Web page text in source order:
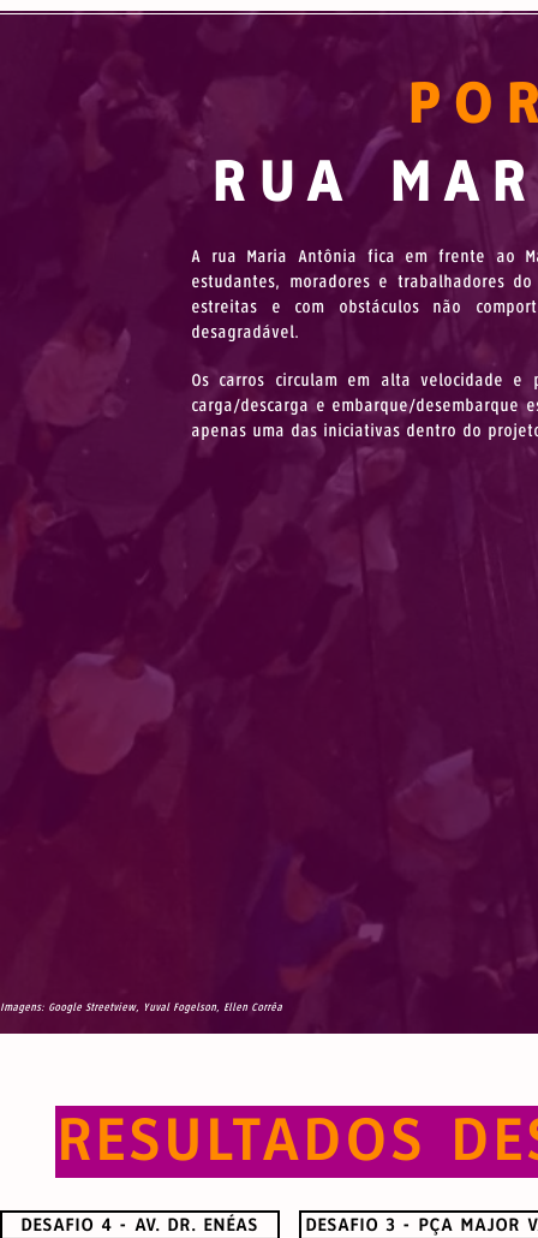
RUA
A rua Maria Antônia fica em frente ao
estudantes, moradores e trabalhadores
estreitas e com obstáculos não
desagradável.
Os carros circulam em alta velocidade e
carga/descarga e embarque/desembarque
apenas uma das iniciativas dentro do
Imagens: Google Streetview, Yuval Fogelson, Ellen Corrêa
RESULTADOS
DESAFIO 4 - AV. DR. ENÉAS DESAFIO 3 - PÇA MAJOR